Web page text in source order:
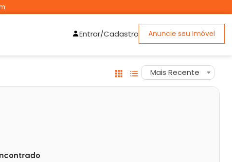
Entrar/Cadastro Anuncie seu Imóvel
Mais Recente